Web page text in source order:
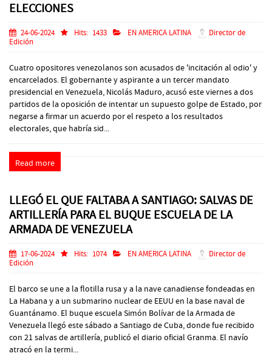
ELECCIONES
24-06-2024 Hits: 1433 EN AMERICA LATINA
Director de
Edición
Cuatro opositores venezolanos son acusados de 'incitación al odio' y
encarcelados. El gobernante y aspirante a un tercer mandato
presidencial en Venezuela, Nicolás Maduro, acusó este viernes a dos
partidos de la oposición de intentar un supuesto golpe de Estado, por
negarse a firmar un acuerdo por el respeto a los resultados
electorales, que habría sid...
Read more
LLEGÓ EL QUE FALTABA A SANTIAGO: SALVAS DE
ARTILLERÍA PARA EL BUQUE ESCUELA DE LA
ARMADA DE VENEZUELA
17-06-2024 Hits: 1074 EN AMERICA LATINA
Director de
Edición
El barco se une a la flotilla rusa y a la nave canadiense fondeadas en
La Habana y a un submarino nuclear de EEUU en la base naval de
Guantánamo. El buque escuela Simón Bolívar de la Armada de
Venezuela llegó este sábado a Santiago de Cuba, donde fue recibido
con 21 salvas de artillería, publicó el diario oficial Granma. El navío
atracó en la termi...